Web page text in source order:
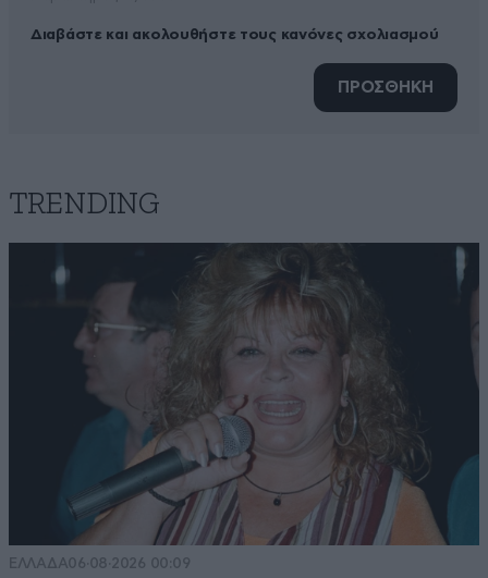
Διαβάστε και ακολουθήστε τους κανόνες σχολιασμού
ΠΡΟΣΘΗΚΗ
TRENDING
ΕΛΛΑΔΑ06·08·2026 00:09